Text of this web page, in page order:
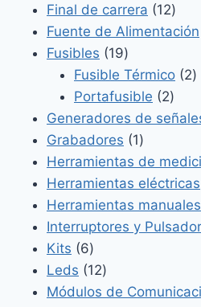
Final de carrera 1212
Fuente de Alimentación
Fusibles 1919
productos
Fusible Térmico 22
Portafusible 22
Generadores de
Grabadores 11
producto
Herramientas de
Herramientas eléctricas
Herramientas manuales
Interruptores y
Kits 66
productos
Leds 1212
productos
Módulos de